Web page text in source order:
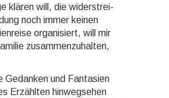
klären will, die wider­strei­
noch immer keinen
or­ga­ni­siert, will mir
zu­sam­men­zu­hal­ten,
Gedanken und Fantasien
Erzählten hinwegsehen